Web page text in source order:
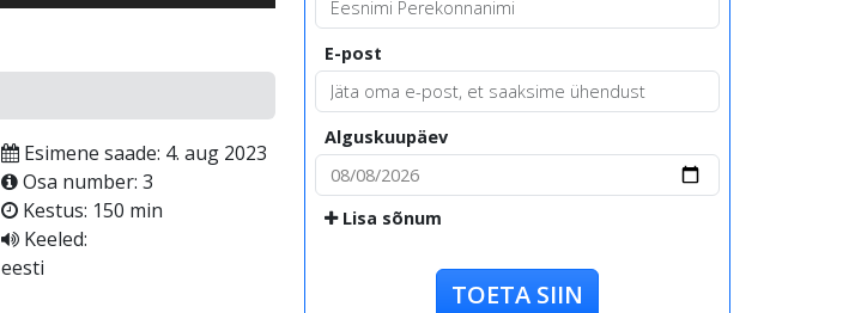
Esimene saade: 4. aug 2023
Osa number: 3
Kestus: 150 min
Keeled:
eesti
E-post
Alguskuupäev
Lisa sõnum
TOETA SIIN